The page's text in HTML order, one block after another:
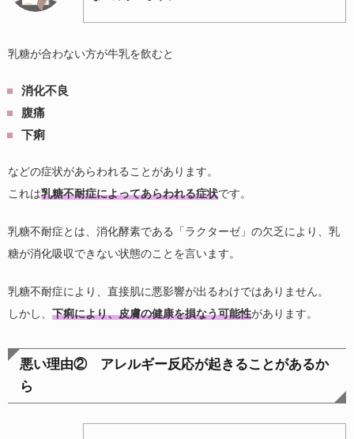
乳糖が合わない方が牛乳を飲むと
消化不良
腹痛
下痢
などの症状があらわれることがあります。
これは乳糖不耐症によってあらわれる症状です。
乳糖不耐症とは、消化酵素である「ラクターゼ」の欠乏により、乳
糖が消化吸収できない状態のことを言います。
乳糖不耐症により、直接肌に悪影響が出るわけではありません。
しかし、 下痢により、皮膚の健康を損なう可能性があります。
悪い理由② アレルギー反応が起きることがあるか
ら